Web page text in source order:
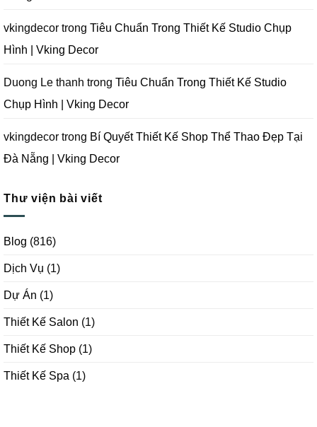
Vking
Decor
vkingdecor trong Tiêu Chuẩn Trong Thiết Kế Studio Chụp
Hình | Vking Decor
Duong Le thanh trong Tiêu Chuẩn Trong Thiết Kế Studio
Chụp Hình | Vking Decor
vkingdecor trong Bí Quyết Thiết Kế Shop Thể Thao Đẹp Tại
Đà Nẵng | Vking Decor
Thư viện bài viết
Blog (816)
Dịch Vụ (1)
Dự Án (1)
Thiết Kế Salon (1)
Thiết Kế Shop (1)
Thiết Kế Spa (1)